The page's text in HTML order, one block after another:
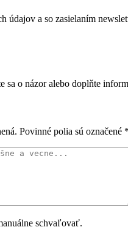
údajov a so zasielaním
o názor alebo doplňte
Povinné polia sú označené *
schvaľovať.